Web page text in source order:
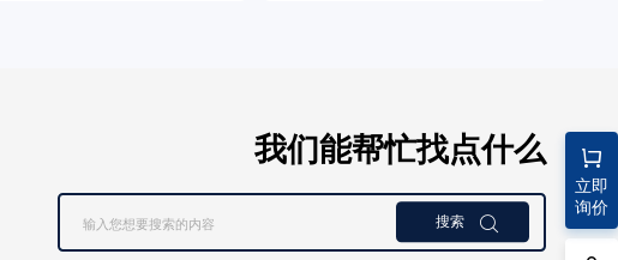
立即
询价
我们能帮忙找点什么
搜索 